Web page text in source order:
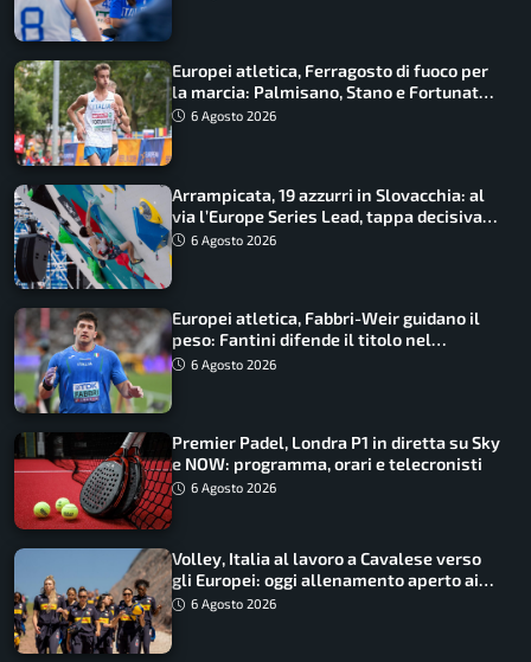
Europei atletica, Ferragosto di fuoco per
la marcia: Palmisano, Stano e Fortunato
guidano l’Italia
6 Agosto 2026
Arrampicata, 19 azzurri in Slovacchia: al
via l’Europe Series Lead, tappa decisiva
per la Speed
6 Agosto 2026
Europei atletica, Fabbri-Weir guidano il
peso: Fantini difende il titolo nel
martello
6 Agosto 2026
Premier Padel, Londra P1 in diretta su Sky
e NOW: programma, orari e telecronisti
6 Agosto 2026
Volley, Italia al lavoro a Cavalese verso
gli Europei: oggi allenamento aperto ai
tifosi
6 Agosto 2026